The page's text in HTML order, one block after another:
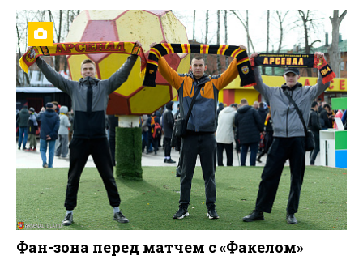
Фан-зона перед матчем с «Факелом»